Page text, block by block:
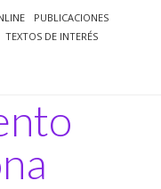
PUBLICACIONES
TEXTOS DE INTERÉS